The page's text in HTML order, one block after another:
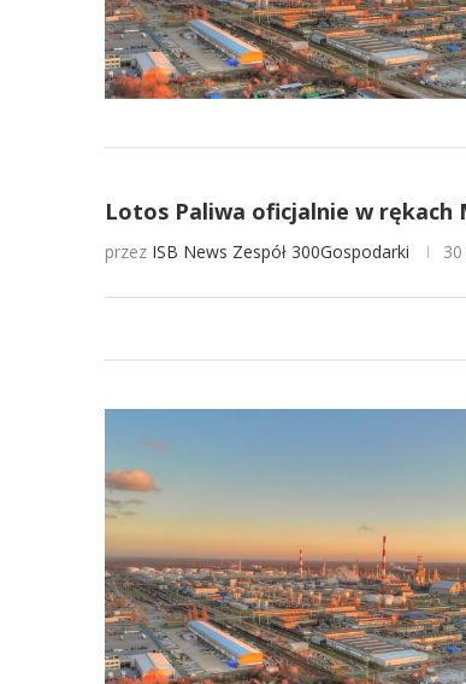
Lotos Paliwa oficjalnie w rękach
przez ISB News Zespół 300Gospodarki